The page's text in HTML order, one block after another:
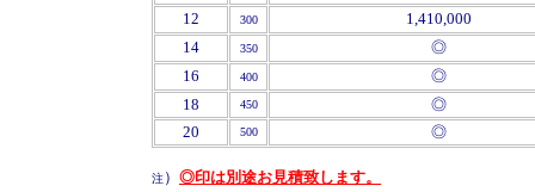
12
300
1,410,000
14
350
◎
16
400
◎
18
450
◎
20
500 ◎
注） ◎印は別途お見積致します。